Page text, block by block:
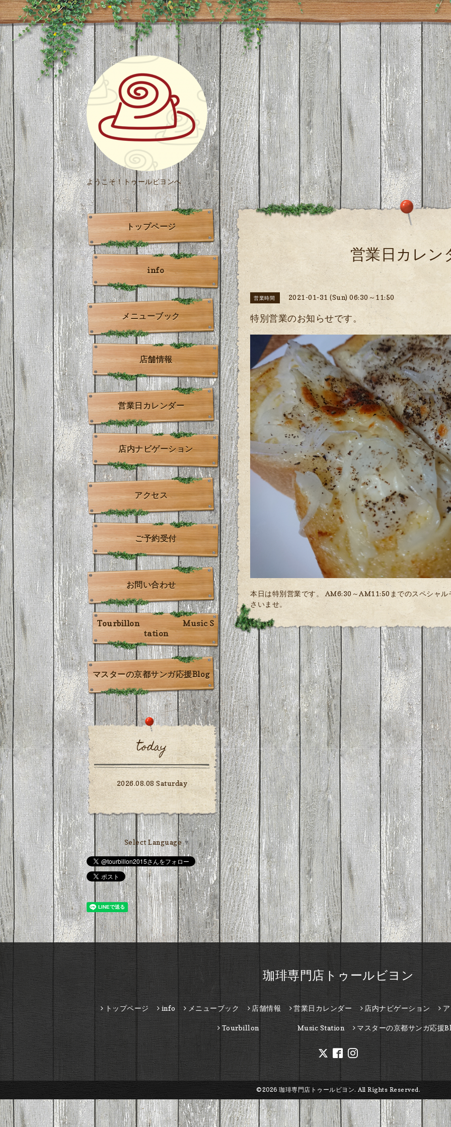
ようこそ！トゥールビヨンへ
営業日カレン
営業時間 2021-01-31 (Sun) 06:30～11:50
特別営業のお知らせです。
本日は特別営業です。 AM6:30～AM11:50までのスペシャ
さいませ。
トップページ
info
メニューブック
店舗情報
営業日カレンダー
店内ナビゲーション
アクセス
ご予約受付
お問い合わせ
Tourbillon Music S
tation
マスターの京都サンガ応援Blog
today
2026.08.08 Saturday
Select Language▼
珈琲専門店トゥールビヨン
トップページ info メニューブック 店舗情報 営業日カレンダー 店内ナビゲーション
Tourbillon Music Station マスターの京都サンガ応援
©2026 珈琲専門店トゥールビヨン. All Rights Reserved.